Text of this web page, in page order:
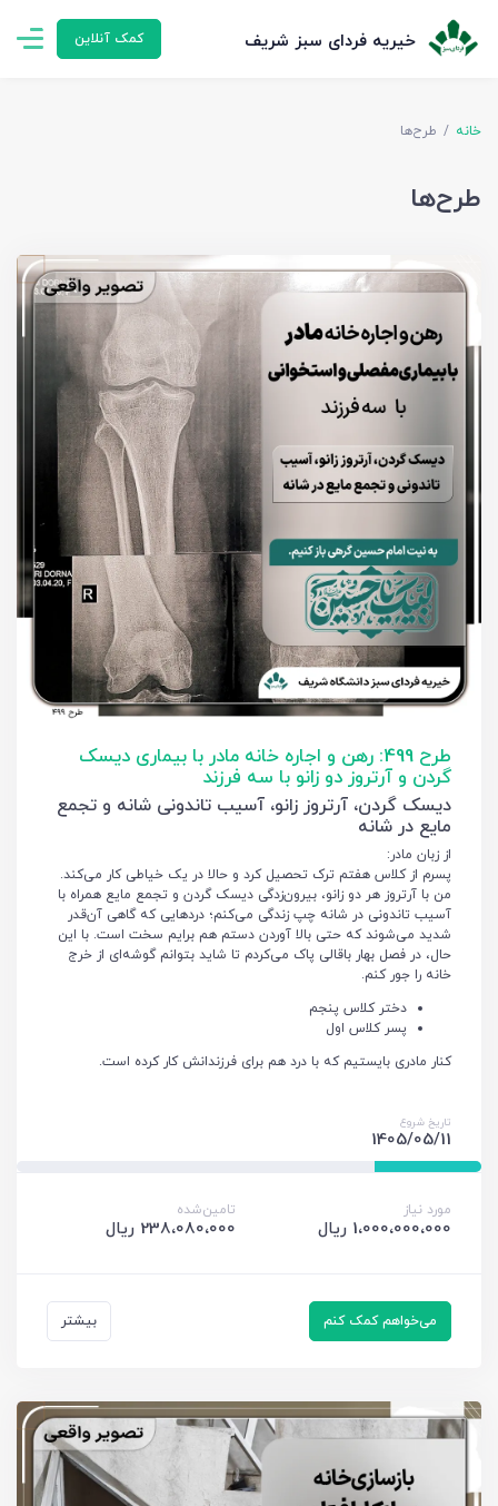
خیریه فردای سبز شریف کمک آنلاین
خانه طرح‌ها
طرح‌ها
طرح 499: رهن و اجاره خانه مادر با بیماری دیسک
گردن و آرتروز دو زانو با سه فرزند
دیسک گردن، آرتروز زانو، آسیب تاندونی شانه و تجمع
مایع در شانه
از زبان مادر:
پسرم از کلاس هفتم ترک تحصیل کرد و حالا در یک خیاطی کار می‌کند.
من با آرتروز هر دو زانو، بیرون‌زدگی دیسک گردن و تجمع مایع همراه با
آسیب تاندونی در شانه چپ زندگی می‌کنم؛ دردهایی که گاهی آن‌قدر
شدید می‌شوند که حتی بالا آوردن دستم هم برایم سخت است. با این
حال، در فصل بهار باقالی پاک می‌کردم تا شاید بتوانم گوشه‌ای از خرج
خانه را جور کنم.
دختر کلاس پنجم
پسر کلاس اول
کنار مادری بایستیم که با درد هم برای فرزندانش کار کرده است.
تاریخ شروع
1405/05/11
مورد نیاز
1،000،000،000 ریال
تامین‌شده
238،080،000 ریال
می‌خواهم کمک کنم بیشتر